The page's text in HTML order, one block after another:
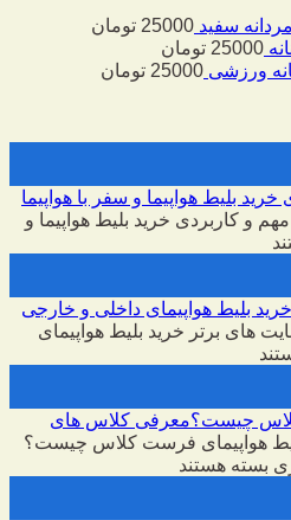
سفید 25000 تومان
25000 تومان
ورزشی 25000 تومان
بلیط هواپیما و سفر با هواپیما
و کاربردی خرید بلیط هواپیما و
بلیط هواپیمای داخلی و خارجی
های برتر خرید بلیط هواپیمای
چیست؟معرفی کلاس های
هواپیمای فرست کلاس چیست؟
بسته هستند